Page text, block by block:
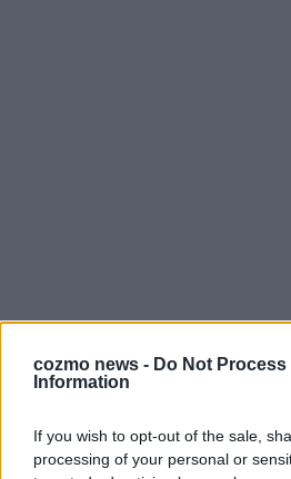
cozmo news - Do Not Process
Information
If you wish to opt-out of the sale,
processing of your personal or